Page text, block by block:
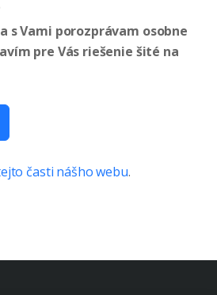
s Vami porozprávam osobne
pre Vás riešenie šité na
časti nášho webu.